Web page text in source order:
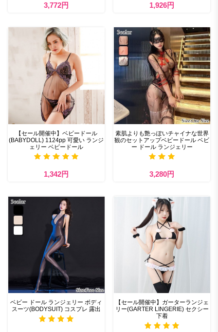
3,772円 1,926円
【セール開催中】ベビードール
(BABYDOLL) 1124pp 可愛い ランジ
ェリー ベビードール
1,342円
素肌よりも艶っぽいチャイナな世界
観のセットアップベビードール ベビ
ー ドール ランジェリー
3,280円
ベビー ドール ランジェリー ボディ
スーツ(BODYSUIT) コスプレ 露出
【セール開催中】ガーターランジェ
リー(GARTER LINGERIE) セクシー
下着